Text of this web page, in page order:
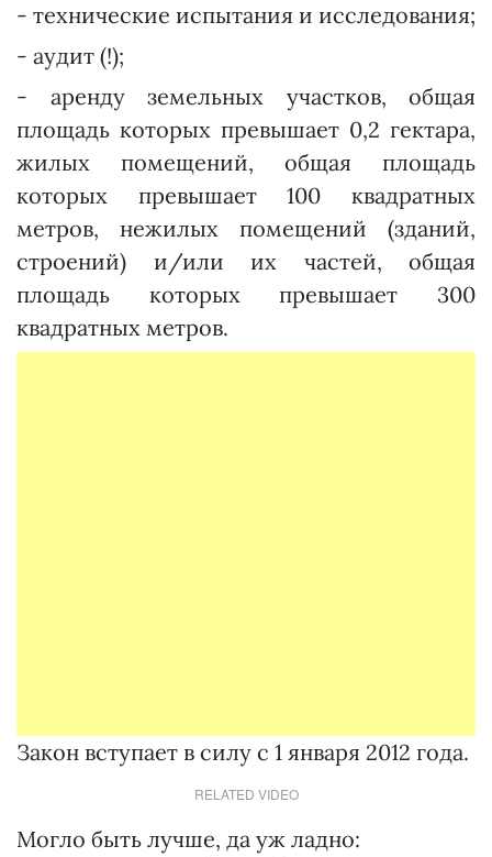
- технические испытания и исследования;
- аудит (!);
- аренду земельных участков, общая
площадь которых превышает 0,2 гектара,
жилых помещений, общая площадь
которых превышает 100 квадратных
метров, нежилых помещений (зданий,
строений) и/или их частей, общая
площадь которых превышает 300
квадратных метров.
Закон вступает в силу с 1 января 2012 года.
RELATED VIDEO
Могло быть лучше, да уж ладно: